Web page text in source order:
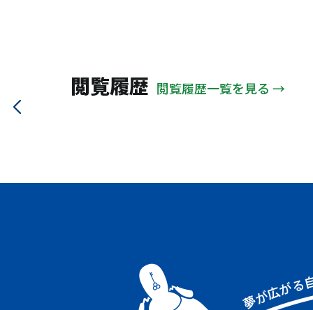
閲覧履歴 閲覧履歴一覧を見る →